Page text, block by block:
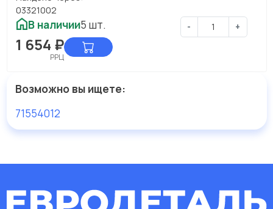
03321002
В наличии5 шт. - +
1 654 ₽
РРЦ
Возможно вы ищете:
71554012